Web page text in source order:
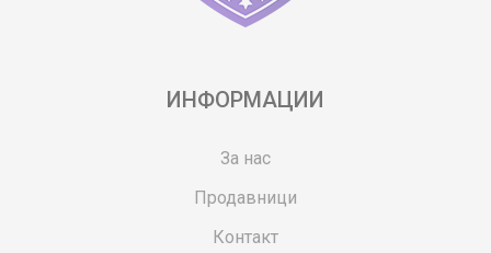
ИНФОРМАЦИИ
За нас
Продавници
Контакт